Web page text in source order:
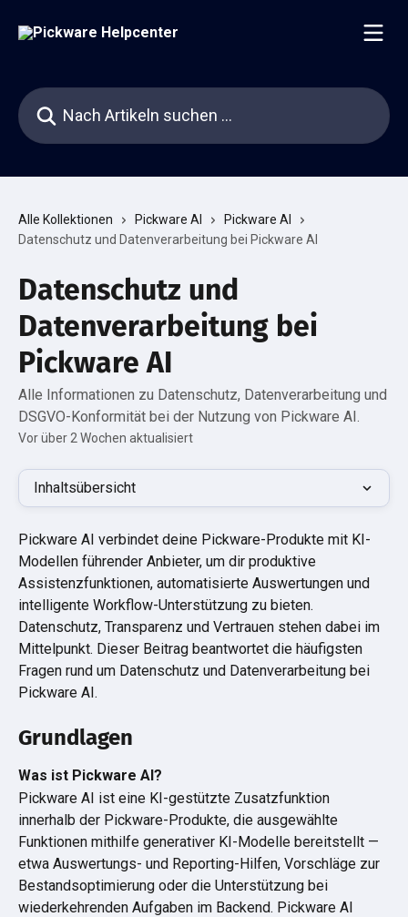
Nach Artikeln suchen …
Alle Kollektionen Pickware AI
Pickware AI
Datenschutz und Datenverarbeitung bei Pickware AI
Datenschutz und
Datenverarbeitung bei
Pickware AI
Alle Informationen zu Datenschutz, Datenverarbeitung und
DSGVO-Konformität bei der Nutzung von Pickware AI.
Vor über 2 Wochen aktualisiert
Inhaltsübersicht
Pickware AI verbindet deine Pickware-Produkte mit KI-
Modellen führender Anbieter, um dir produktive
Assistenzfunktionen, automatisierte Auswertungen und
intelligente Workflow-Unterstützung zu bieten.
Datenschutz, Transparenz und Vertrauen stehen dabei im
Mittelpunkt. Dieser Beitrag beantwortet die häufigsten
Fragen rund um Datenschutz und Datenverarbeitung bei
Pickware AI.
Grundlagen
Was ist Pickware AI?
Pickware AI ist eine KI-gestützte Zusatzfunktion
innerhalb der Pickware-Produkte, die ausgewählte
Funktionen mithilfe generativer KI-Modelle bereitstellt —
etwa Auswertungs- und Reporting-Hilfen, Vorschläge zur
Bestandsoptimierung oder die Unterstützung bei
wiederkehrenden Aufgaben im Backend. Pickware AI